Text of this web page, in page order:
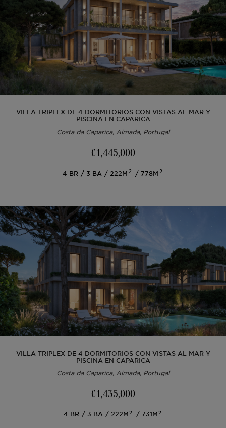
VILLA TRIPLEX DE 4 DORMITORIOS CON VISTAS AL MAR Y
PISCINA EN CAPARICA
Costa da Caparica, Almada, Portugal
€1,445,000
4 BR 3 BA 222M2 778M2
VILLA TRIPLEX DE 4 DORMITORIOS CON VISTAS AL MAR Y
PISCINA EN CAPARICA
Costa da Caparica, Almada, Portugal
€1,435,000
4 BR 3 BA 222M2 731M2